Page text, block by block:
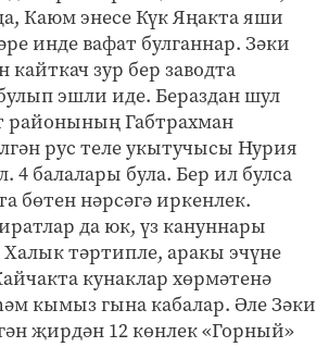
Каюм энесе Күк Яңакта яши
инде вафат булганнар. Зәки
зур бер заводта
эшли иде. Бераздан шул
районының Габтрахман
рус теле укытучысы Нурия
4 балалары була. Бер ил булса
бөтен нәрсәгә иркенлек.
да юк, үз кануннары
тәртипле, аракы эчүне
кунаклар хөрмәтенә
кымыз гына кабалар. Әле Зәки
җирдән 12 көнлек «Горный»